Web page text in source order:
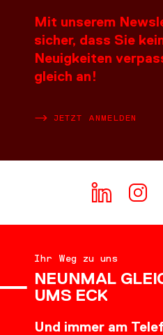
Mit unserem
sicher, dass Sie
Neuigkeiten
gleich an!
JETZT ANMELDEN
Ihr Weg zu uns
NEUNMAL
UMS ECK
Und immer am